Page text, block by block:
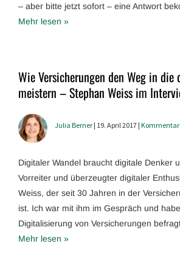
– aber bitte jetzt sofort – eine Antwort
Mehr lesen »
Wie Versicherungen den Weg in
meistern – Stephan Weiss im
Julia Berner | 19. April 2017 |
Digitaler Wandel braucht digitale Denker
Vorreiter und überzeugter digitaler
Weiss, der seit 30 Jahren in der
ist. Ich war mit ihm im Gespräch und
Digitalisierung von Versicherungen
Mehr lesen »